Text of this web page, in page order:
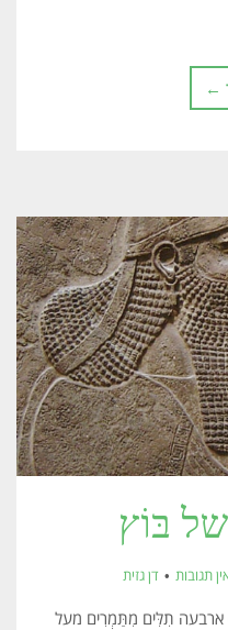
←
בּוֹץ
תגובות דן גזית
תִלִּים מִתַּמְרִים מעל